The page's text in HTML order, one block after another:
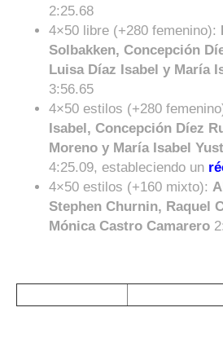
2:25.68
4×50 libre (+280 femenino):
Solbakken, Concepción
Luisa Díaz Isabel y María
3:56.65
4×50 estilos (+280
Isabel, Concepción Díez
Moreno y María Isabel
4:25.09, estableciendo un
4×50 estilos (+160 mixto):
Stephen Churnin, Raquel
Mónica Castro Camarero